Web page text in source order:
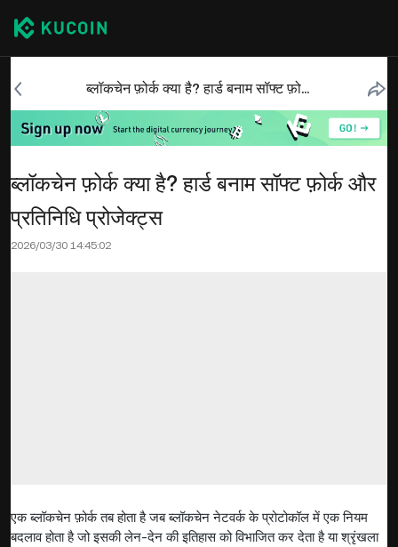
ब्लॉकचेन फ़ोर्क क्या है? हार्ड बनाम सॉफ्ट फ़ोर्क और प्रतिनिधि प्रोजेक्ट्स
ब्लॉकचेन फ़ोर्क क्या है? हार्ड बनाम सॉफ्ट फ़ोर्क और
प्रतिनिधि प्रोजेक्ट्स
2026/03/30 14:45:02
एक ब्लॉकचेन फ़ोर्क तब होता है जब ब्लॉकचेन नेटवर्क के प्रोटोकॉल में एक नियम
बदलाव होता है जो इसकी लेन-देन की इतिहास को विभाजित कर देता है या श्रृंखला